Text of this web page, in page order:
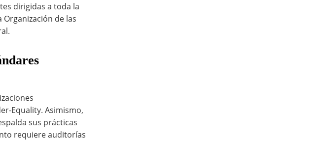
dirigidas a toda la
de las
Equality. Asimismo,
sus prácticas
requiere auditorías